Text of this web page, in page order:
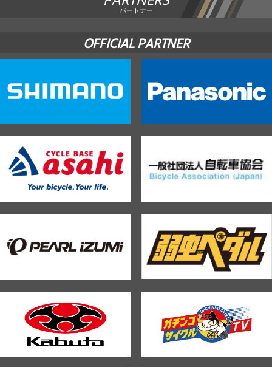
パートナー
OFFICIAL PARTNER